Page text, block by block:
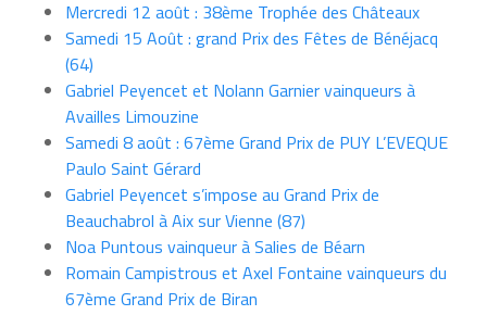
Mercredi 12 août : 38ème Trophée des Châteaux
Samedi 15 Août : grand Prix des Fêtes de Bénéjacq
(64)
Gabriel Peyencet et Nolann Garnier vainqueurs à
Availles Limouzine
Samedi 8 août : 67ème Grand Prix de PUY L’EVEQUE
Paulo Saint Gérard
Gabriel Peyencet s’impose au Grand Prix de
Beauchabrol à Aix sur Vienne (87)
Noa Puntous vainqueur à Salies de Béarn
Romain Campistrous et Axel Fontaine vainqueurs du
67ème Grand Prix de Biran